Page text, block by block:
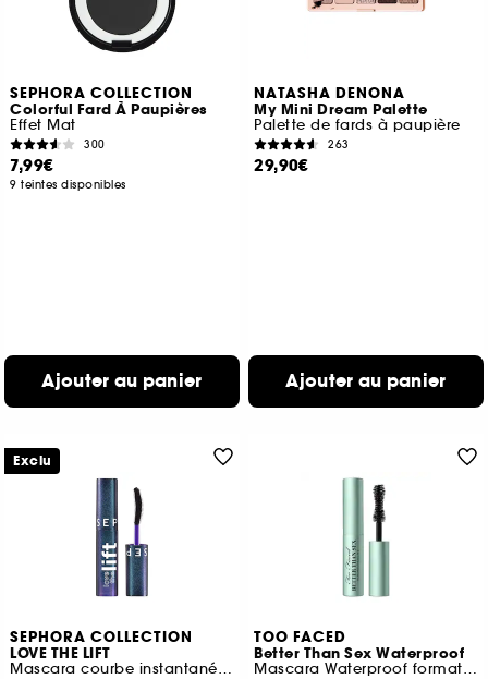
SEPHORA COLLECTION
Colorful Fard À Paupières
Effet Mat
300
7,99€
9 teintes disponibles
Ajouter au panier
NATASHA DENONA
My Mini Dream Palette
Palette de fards à paupière
263
29,90€
Ajouter au panier
SEPHORA COLLECTION
LOVE THE LIFT
Mascara courbe instantanée et volume lifté (format voyage)
Exclu
TOO FACED
Better Than Sex Waterproof
Mascara Waterproof format voyage